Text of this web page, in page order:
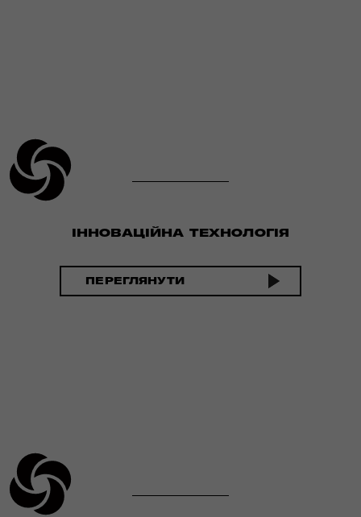
ІННОВАЦІЙНА ТЕХНОЛОГІЯ
ПЕРЕГЛЯНУТИ